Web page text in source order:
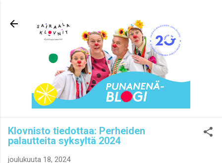
Klovnisto tiedottaa: Perheiden
palautteita syksyltä 2024
joulukuuta 18, 2024